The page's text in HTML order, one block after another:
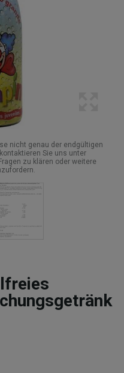
nicht genau der endgültigen
Sie uns unter
zu klären oder weitere